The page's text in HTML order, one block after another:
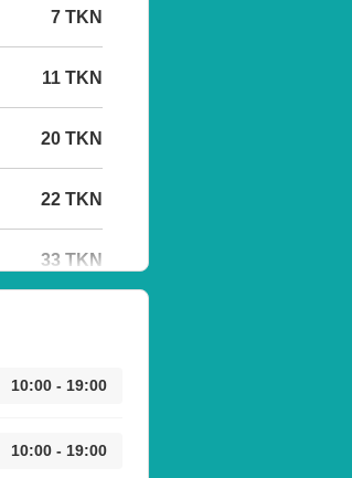
7 TKN
11 TKN
20 TKN
22 TKN
33 TKN
10:00 - 19:00
10:00 - 19:00